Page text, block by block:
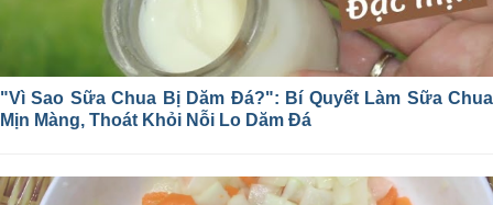
"Vì Sao Sữa Chua Bị Dăm Đá?": Bí Quyết Làm Sữa Chua
Mịn Màng, Thoát Khỏi Nỗi Lo Dăm Đá